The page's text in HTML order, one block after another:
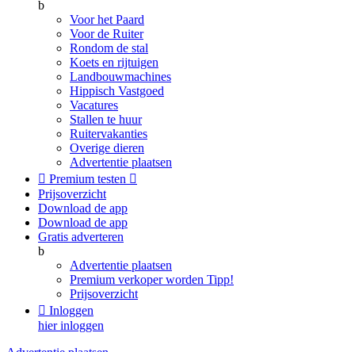
b
Voor het Paard
Voor de Ruiter
Rondom de stal
Koets en rijtuigen
Landbouwmachines
Hippisch Vastgoed
Vacatures
Stallen te huur
Ruitervakanties
Overige dieren
Advertentie plaatsen
 Premium testen 
Prijsoverzicht
Download de app
Download de app
Gratis adverteren
b
Advertentie plaatsen
Premium verkoper worden Tipp!
Prijsoverzicht
 Inloggen
hier inloggen